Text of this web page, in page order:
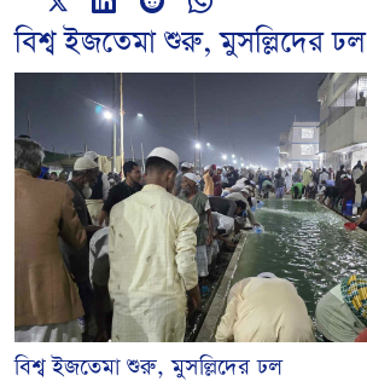
বিশ্ব ইজতেমা শুরু, মুসল্লিদের ঢল
বিশ্ব ইজতেমা শুরু, মুসল্লিদের ঢল